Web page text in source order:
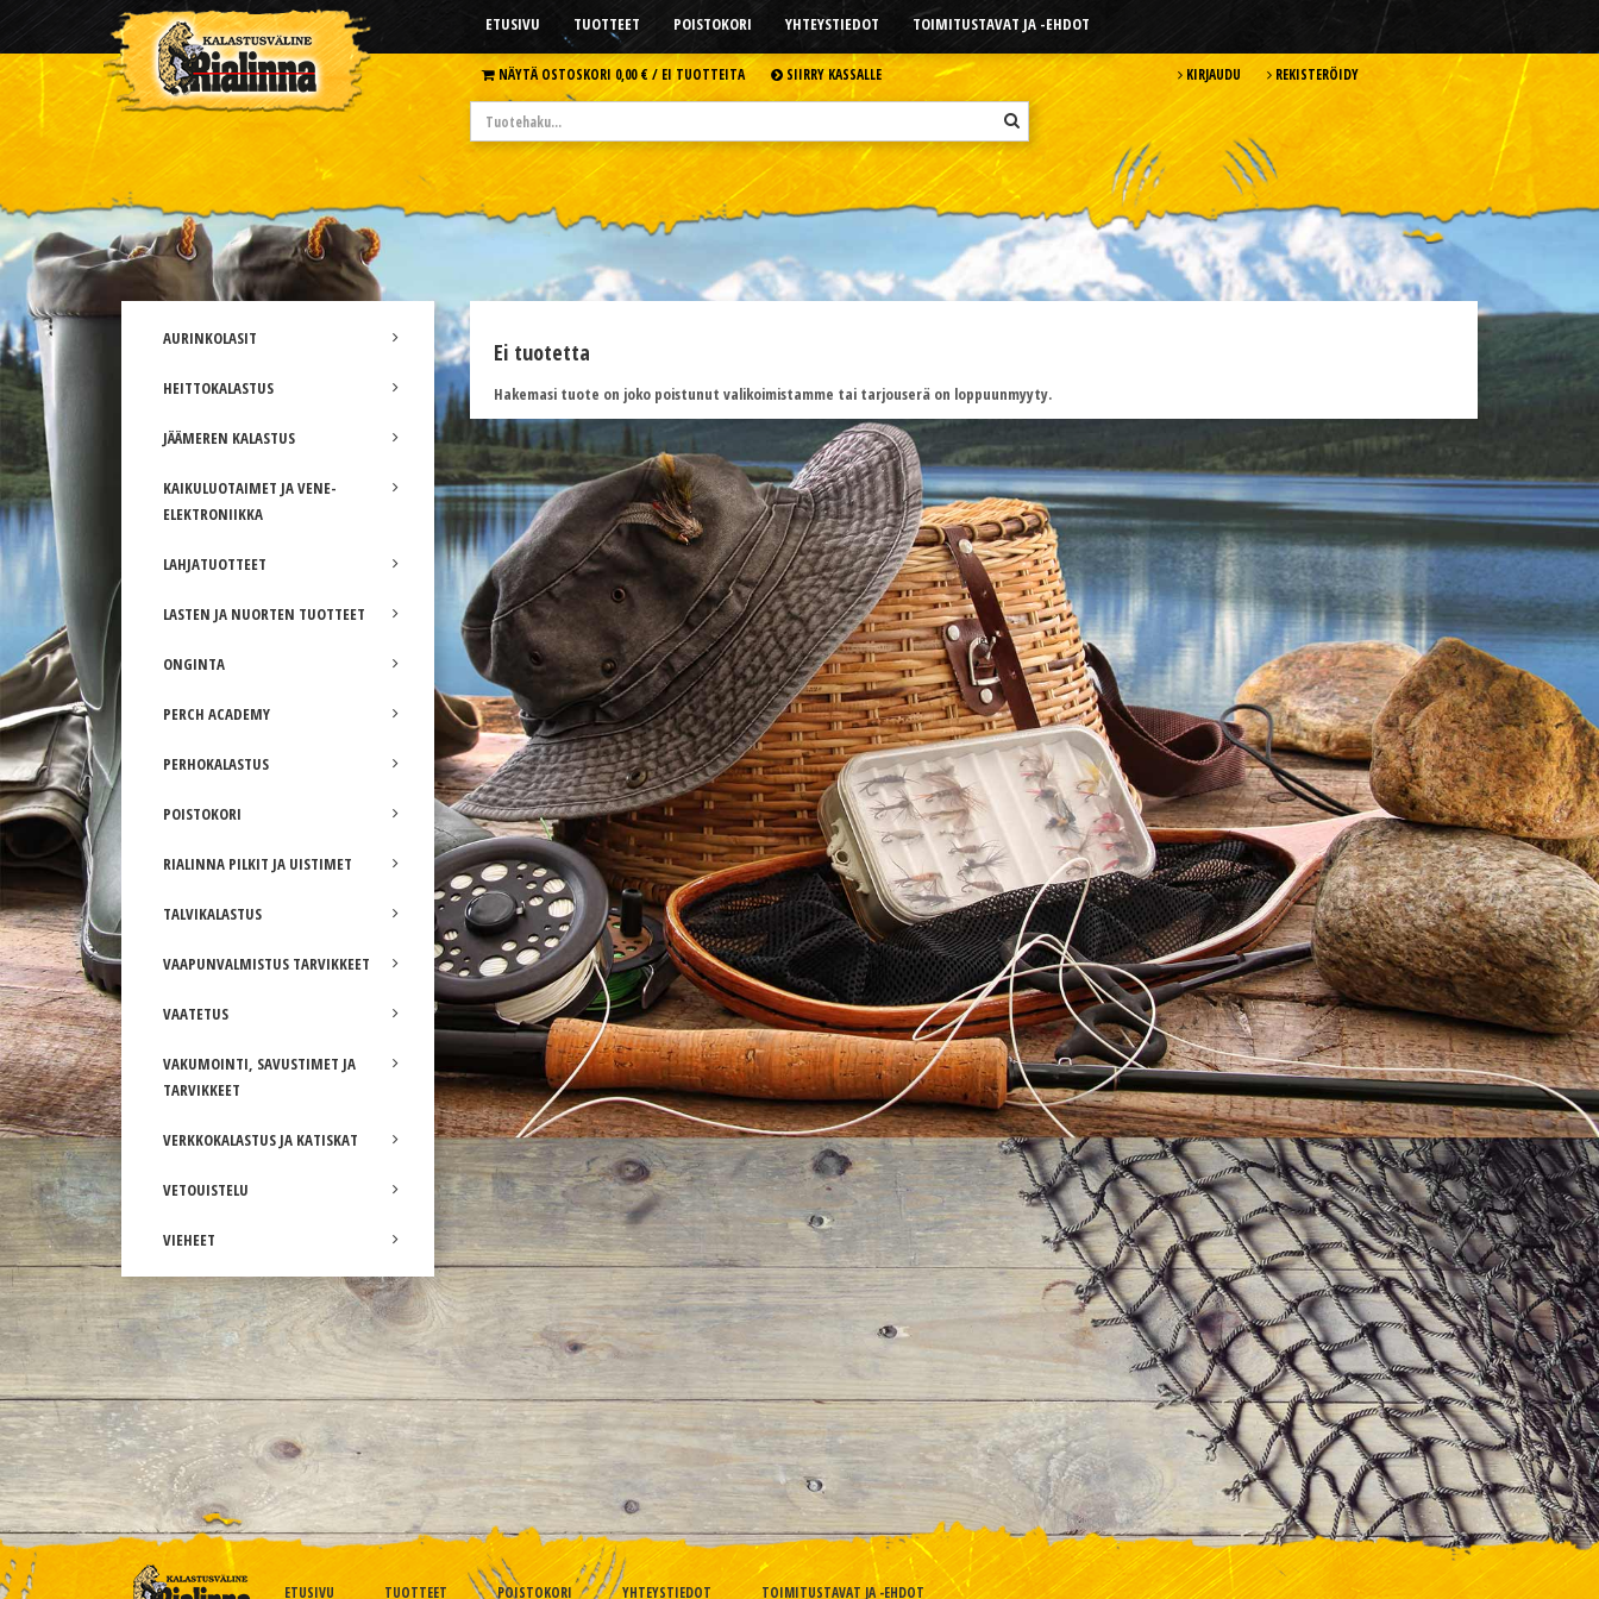
ETUSIVU TUOTTEET POISTOKORI YHTEYSTIEDOT TOIMITUSTAVAT JA -EHDOT
NÄYTÄ OSTOSKORI 0,00 € /EI TUOTTEITA SIIRRY KASSALLE KIRJAUDU REKISTERÖIDY
AURINKOLASIT
HEITTOKALASTUS
JÄÄMEREN KALASTUS
KAIKULUOTAIMET JA VENE-
ELEKTRONIIKKA
LAHJATUOTTEET
LASTEN JA NUORTEN TUOTTEET
ONGINTA
PERCH ACADEMY
PERHOKALASTUS
POISTOKORI
RIALINNA PILKIT JA UISTIMET
TALVIKALASTUS
VAAPUNVALMISTUS TARVIKKEET
VAATETUS
VAKUMOINTI, SAVUSTIMET JA
TARVIKKEET
VERKKOKALASTUS JA KATISKAT
VETOUISTELU
VIEHEET
Ei tuotetta
Hakemasi tuote on joko poistunut valikoimistamme tai tarjouserä on loppuunmyyty.
ETUSIVU TUOTTEET POISTOKORI YHTEYSTIEDOT TOIMITUSTAVAT JA -EHDOT